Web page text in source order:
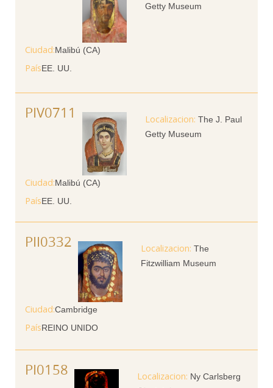
Getty Museum
Ciudad Malibú (CA)
PaísEE. UU.
PIV0711
The J. Paul
Getty Museum
Ciudad Malibú (CA)
PaísEE. UU.
PII0332
The
Fitzwilliam Museum
Ciudad Cambridge
PaísREINO UNIDO
PI0158
Ny Carlsberg